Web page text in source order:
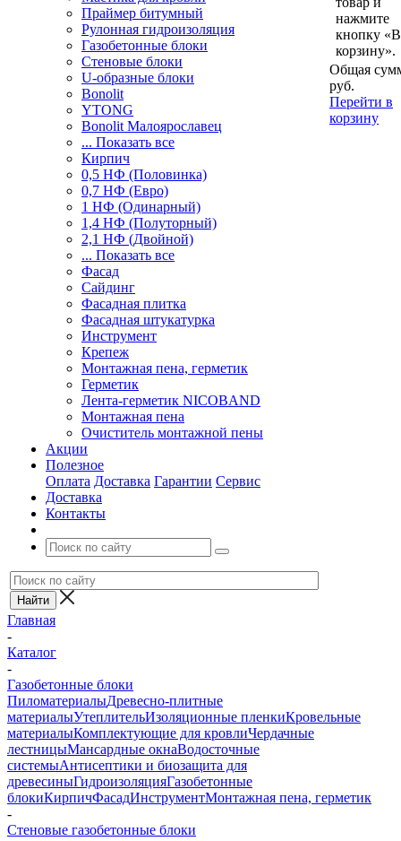
Праймер битумный
Рулонная гидроизоляция
Газобетонные блоки
Стеновые блоки
U-образные блоки
Bonolit
YTONG
Bonolit Малоярославец
... Показать все
Кирпич
0,5 НФ (Половинка)
0,7 НФ (Евро)
1 НФ (Одинарный)
1,4 НФ (Полуторный)
2,1 НФ (Двойной)
... Показать все
Фасад
Сайдинг
Фасадная плитка
Фасадная штукатурка
Инструмент
Крепеж
Монтажная пена, герметик
Герметик
Лента-герметик NICOBAND
Монтажная пена
Очиститель монтажной пены
Акции
Полезное
Оплата Доставка Гарантии Сервис
Доставка
Контакты
нажмите
кнопку «В
корзину».
Общая
руб.
Перейти в
корзину
Главная
-
Каталог
-
Газобетонные блоки
ПиломатериалыДревесно-плитные
материалыУтеплительИзоляционные пленкиКровельные
материалыКомплектующие для кровлиЧердачные
лестницыМансардные окнаВодосточные
системыАнтисептики и биозащита для
древесиныГидроизоляцияГазобетонные
блокиКирпичФасадИнструментМонтажная пена, герметик
-
Стеновые газобетонные блоки